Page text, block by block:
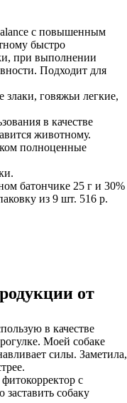
с повышенным
быстро
при выполнении
Подходит для
злаки, говяжьи легкие,
в качестве
животному.
полноценные
батончике 25 г и 30%
из 9 шт. 516 р.
от
в качестве
Моей собаке
силы. Заметила,
с
собаку